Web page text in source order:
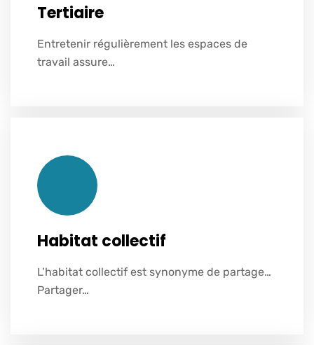
Tertiaire
Entretenir régulièrement les espaces de
travail assure…
Voir plus
Habitat collectif
L’habitat collectif est synonyme de partage…
Partager…
Voir plus